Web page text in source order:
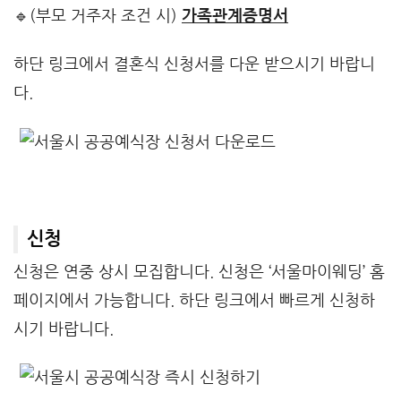
🔹(부모 거주자 조건 시) 가족관계증명서
하단 링크에서 결혼식 신청서를 다운 받으시기 바랍니
다.
신청
신청은 연중 상시 모집합니다. 신청은 ‘서울마이웨딩’ 홈
페이지에서 가능합니다. 하단 링크에서 빠르게 신청하
시기 바랍니다.